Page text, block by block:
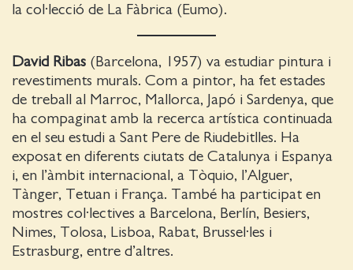
la col·lecció de La Fàbrica (Eumo).
David Ribas (Barcelona, 1957) va estudiar pintura i
revestiments murals. Com a pintor, ha fet estades
de treball al Marroc, Mallorca, Japó i Sardenya, que
ha compaginat amb la recerca artística continuada
en el seu estudi a Sant Pere de Riudebitlles. Ha
exposat en diferents ciutats de Catalunya i Espanya
i, en l’àmbit internacional, a Tòquio, l’Alguer,
Tànger, Tetuan i França. També ha participat en
mostres col·lectives a Barcelona, Berlín, Besiers,
Nimes, Tolosa, Lisboa, Rabat, Brussel·les i
Estrasburg, entre d’altres.